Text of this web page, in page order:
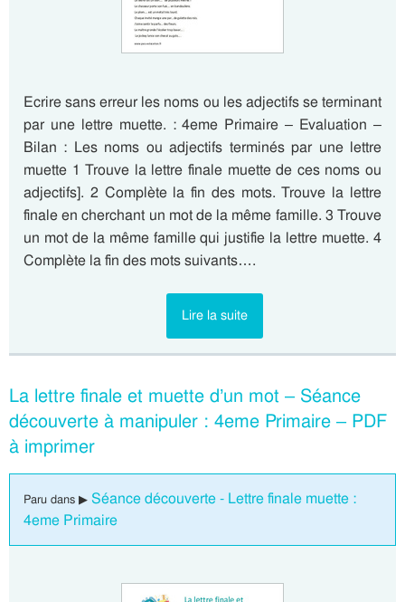
Ecrire sans erreur les noms ou les adjectifs se terminant
par une lettre muette. : 4eme Primaire – Evaluation –
Bilan : Les noms ou adjectifs terminés par une lettre
muette 1 Trouve la lettre finale muette de ces noms ou
adjectifs]. 2 Complète la fin des mots. Trouve la lettre
finale en cherchant un mot de la même famille. 3 Trouve
un mot de la même famille qui justifie la lettre muette. 4
Complète la fin des mots suivants….
Lire la suite
La lettre finale et muette d’un mot – Séance
découverte à manipuler : 4eme Primaire – PDF
à imprimer
Paru dans ▶ Séance découverte - Lettre finale muette :
4eme Primaire